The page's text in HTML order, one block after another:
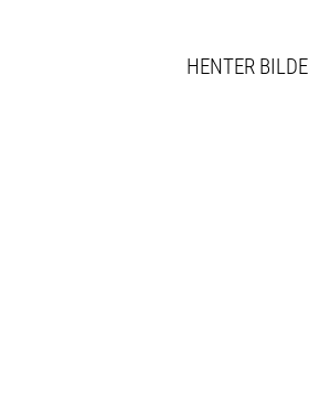
HENTER BILDE